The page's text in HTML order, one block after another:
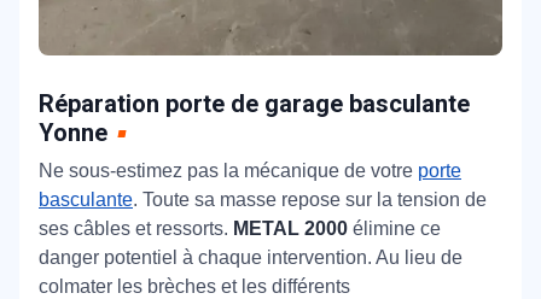
Réparation porte de garage basculante
Yonne
Ne sous-estimez pas la mécanique de votre porte
basculante. Toute sa masse repose sur la tension de
ses câbles et ressorts. METAL 2000 élimine ce
danger potentiel à chaque intervention. Au lieu de
colmater les brèches et les différents